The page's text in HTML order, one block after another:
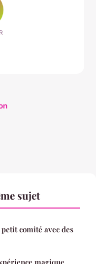
sujet
comité avec des